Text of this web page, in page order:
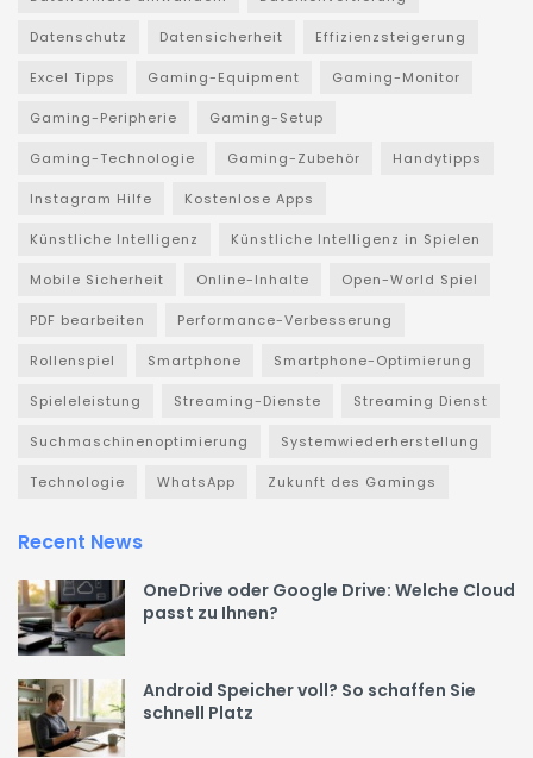
Datenschutz Datensicherheit Effizienzsteigerung
Excel Tipps Gaming-Equipment Gaming-Monitor
Gaming-Peripherie Gaming-Setup
Gaming-Technologie Gaming-Zubehör Handytipps
Instagram Hilfe Kostenlose Apps
Künstliche Intelligenz Künstliche Intelligenz in Spielen
Mobile Sicherheit Online-Inhalte Open-World Spiel
PDF bearbeiten Performance-Verbesserung
Rollenspiel Smartphone Smartphone-Optimierung
Spieleleistung Streaming-Dienste Streaming Dienst
Suchmaschinenoptimierung Systemwiederherstellung
Technologie WhatsApp Zukunft des Gamings
Recent News
OneDrive oder Google Drive: Welche Cloud
passt zu Ihnen?
Android Speicher voll? So schaffen Sie
schnell Platz